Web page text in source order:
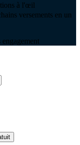
à l'œil
versements en un
engagement